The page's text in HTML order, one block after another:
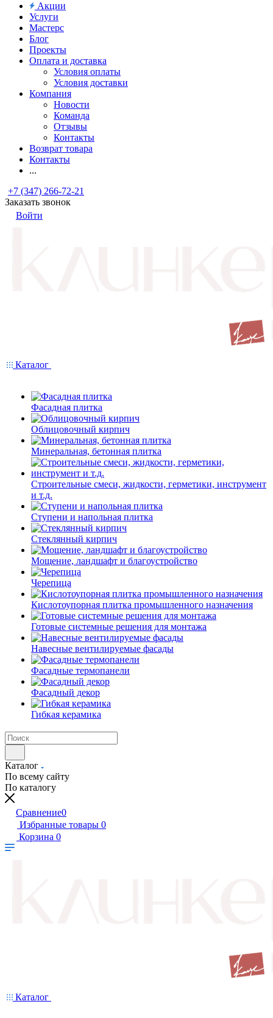
Акции
Услуги
Мастерс
Блог
Проекты
Оплата и доставка
Условия оплаты
Условия доставки
Компания
Новости
Команда
Отзывы
Контакты
Возврат товара
Контакты
...
+7 (347) 266-72-21
Заказать звонок
Войти
Каталог
Фасадная плитка
Облицовочный кирпич
Минеральная, бетонная плитка
Строительные смеси, жидкости, герметики, инструмент
и т.д.
Ступени и напольная плитка
Cтеклянный кирпич
Мощение, ландшафт и благоустройство
Черепица
Кислотоупорная плитка промышленного назначения
Готовые системные решения для монтажа
Навесные вентилируемые фасады
Фасадные термопанели
Фасадный декор
Гибкая керамика
Каталог
По всему сайту
По каталогу
Сравнение0
Избранные товары 0
Корзина 0
Каталог